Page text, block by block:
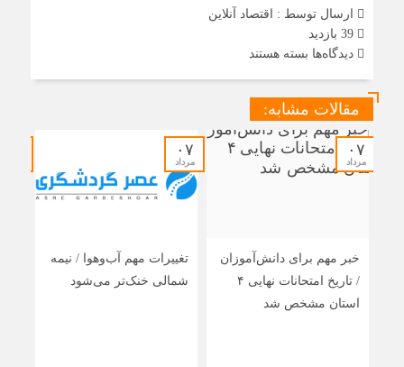
ارسال توسط :
اقتصاد آنلاین
دیدگاه‌ها برای
تازه
هواشناسی
تهران
در
آستانه
مراسم
رهبر
از
شنبه
گرم‌تر
می‌شود
بسته هستند
مقالات مشابه:
۰۷
مرداد
خبر مهم برای دانش‌آموزان
/ تاریخ امتحانات نهایی ۴
استان مشخص شد
۰۷
مرداد
تغییرات مهم آب‌وهوا / نیمه
شمالی خنک‌تر می‌شود